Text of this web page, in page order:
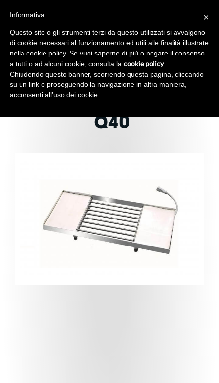
VIBRATING TABLE
Q40
×
Informativa
Questo sito o gli strumenti terzi da questo utilizzati si avvalgono
di cookie necessari al funzionamento ed utili alle finalità illustrate
nella cookie policy. Se vuoi saperne di più o negare il consenso
a tutti o ad alcuni cookie, consulta la cookie policy.
Chiudendo questo banner, scorrendo questa pagina, cliccando
su un link o proseguendo la navigazione in altra maniera,
acconsenti all’uso dei cookie.